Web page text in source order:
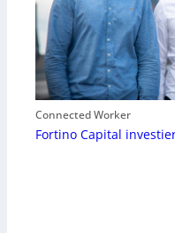
Connected Worker
Fortino Capital